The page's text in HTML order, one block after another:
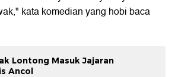
kata komedian yang hobi baca
Lontong Masuk Jajaran
Ancol